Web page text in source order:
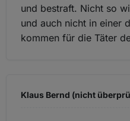
und bestraft. Nicht so
und auch nicht in einer
kommen für die Täter
Klaus Bernd (nicht